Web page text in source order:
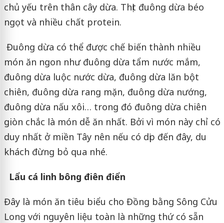
chủ yếu trên thân cây dừa. Thịt đuông dừa béo
ngọt và nhiều chất protein.
Đuông dừa có thể được chế biến thành nhiều
món ăn ngon như đuông dừa tẩm nước mắm,
đuông dừa luộc nước dừa, đuông dừa lăn bột
chiên, đuông dừa rang mặn, đuông dừa nướng,
đuông dừa nấu xôi… trong đó đuông dừa chiên
giòn chắc là món dễ ăn nhất. Bởi vì món này chỉ có
duy nhất ở miền Tây nên nếu có dịp đến đây, du
khách đừng bỏ qua nhé.
Lẩu cá linh bông điên điển
Đây là món ăn tiêu biểu cho Đồng bằng Sông Cửu
Long với nguyên liệu toàn là những thứ có sẵn